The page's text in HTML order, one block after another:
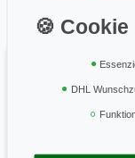
AGB / Kundeninfo
Zahlung und
Vertrag
DHL